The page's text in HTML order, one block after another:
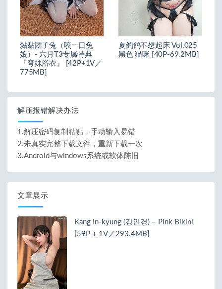
黏黏团子兔（咬一口兔
娘）- 六月T3专属特典
『穹妹浴衣』 [42P+1V／
775MB]
夏鸽鸽不想起床 Vol.025
黑色 猫咪 [40P-69.2MB]
解压报错解决办法
1.解压密码复制粘贴，手动输入易错
2.未真实完整下载文件，重新下载一次
3.Android与windows系统或软体陈旧
文章展示
Kang In-kyung (강인경) – Pink Bikini
[59P + 1V／293.4MB]